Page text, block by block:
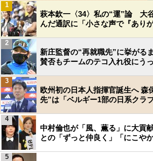
萩本欽一〈34〉私の“運”論 大
んだ通訳に「小さな声で『ありが
1
新庄監督の“再就職先”に挙がる
賛否もチームのテコ入れ役にう
2
欧州初の日本人指揮官誕生へ 森
先”は「ベルギー1部の日系クラ
3
中村倫也が「風、薫る」に大貢
との「ずっと仲良く」「にこや
4
5